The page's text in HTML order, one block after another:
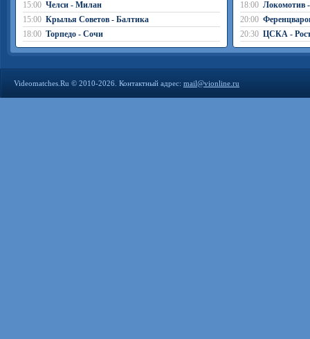
15:00 Челси - Милан
15:00 Крылья Советов - Балтика
18:00 Торпедо - Сочи
18:00 Локомотив
20:00
20:30 ЦСКА -
Videomatches.Ru © 2010-2026. Контактный адрес: mail@vionline.ru